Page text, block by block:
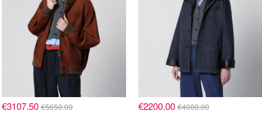
€3107.50 €5650.00 €2200.00€4000.00